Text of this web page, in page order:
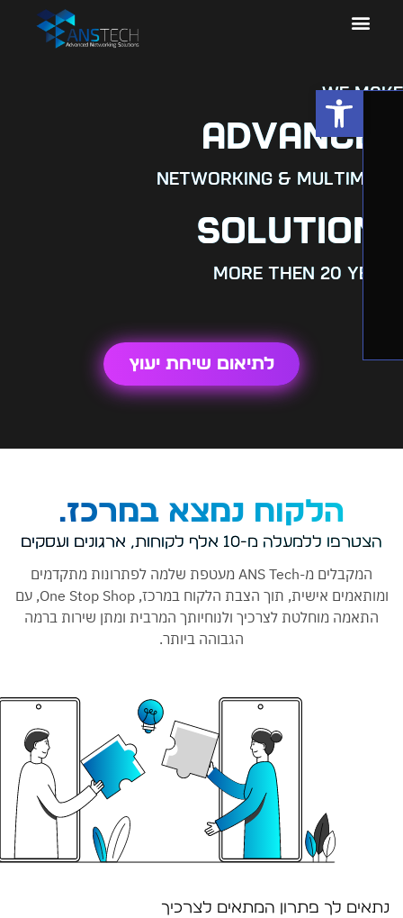
פתח סרגל נגישות
WE
NETWORKING &
more then 20
לתיאום שיחת יעוץ
הלקוח נמצא במרכז.
מ-10 אלף לקוחות, ארגונים ועסקים
המקבלים מ-ANS Tech מעטפת שלמה לפתרונות מתקדמים
ומותאמים אישית, תוך הצבת הלקוח במרכז, One Stop Shop, עם
מוחלטת לצרכיך ולנוחיותך המרבית ומתן שירות ברמה
הגבוהה ביותר.
לך פתרון המתאים לצרכיך